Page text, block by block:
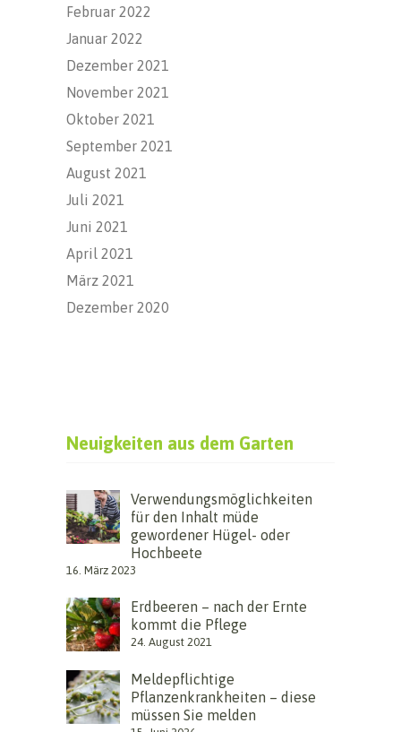
Februar 2022
Januar 2022
Dezember 2021
November 2021
Oktober 2021
September 2021
August 2021
Juli 2021
Juni 2021
April 2021
März 2021
Dezember 2020
Neuigkeiten aus dem Garten
Verwendungsmöglichkeiten
für den Inhalt müde
gewordener Hügel- oder
Hochbeete
16. März 2023
Erdbeeren – nach der Ernte
kommt die Pflege
24. August 2021
Meldepflichtige
Pflanzenkrankheiten – diese
müssen Sie melden